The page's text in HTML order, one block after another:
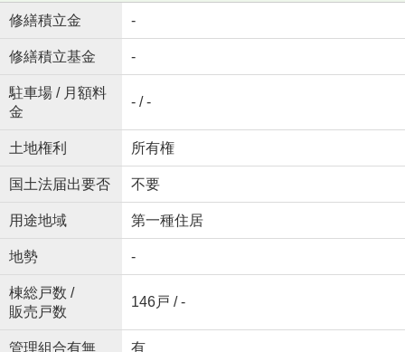
修繕積立金 -
修繕積立基金 -
駐車場 / 月額料
金
- / -
土地権利 所有権
国土法届出要否 不要
用途地域 第一種住居
地勢 -
棟総戸数 /
販売戸数
146戸 / -
管理組合有無 有